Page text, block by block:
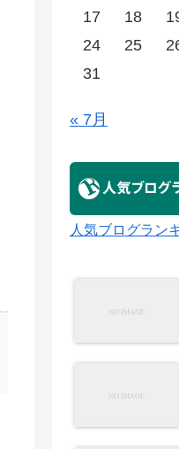
17
18
24
25
31
« 7月
人気ブログラン